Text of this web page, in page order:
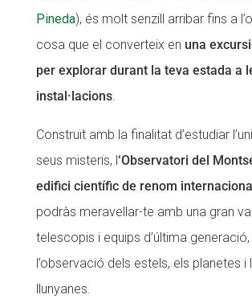
Pineda), és molt senzill arribar fins a
cosa que el converteix en una
per explorar durant la teva estada a
instal·lacions.
Construït amb la finalitat d’estudiar
seus misteris, l‘Observatori del
edifici científic de renom
podràs meravellar-te amb una gran
telescopis i equips d’última
l’observació dels estels, els planetes i
llunyanes.
La Fundació
L'equip
Missió i valors
Els comptes clars
Memòria d'activitats
Proposta educativa
ACTUALITAT
Notícies
La Fundació
L'equip
Missió i valors
Els comptes clars
Memòria d'activitats
Proposta educativa
ACTUALITAT
Notícies